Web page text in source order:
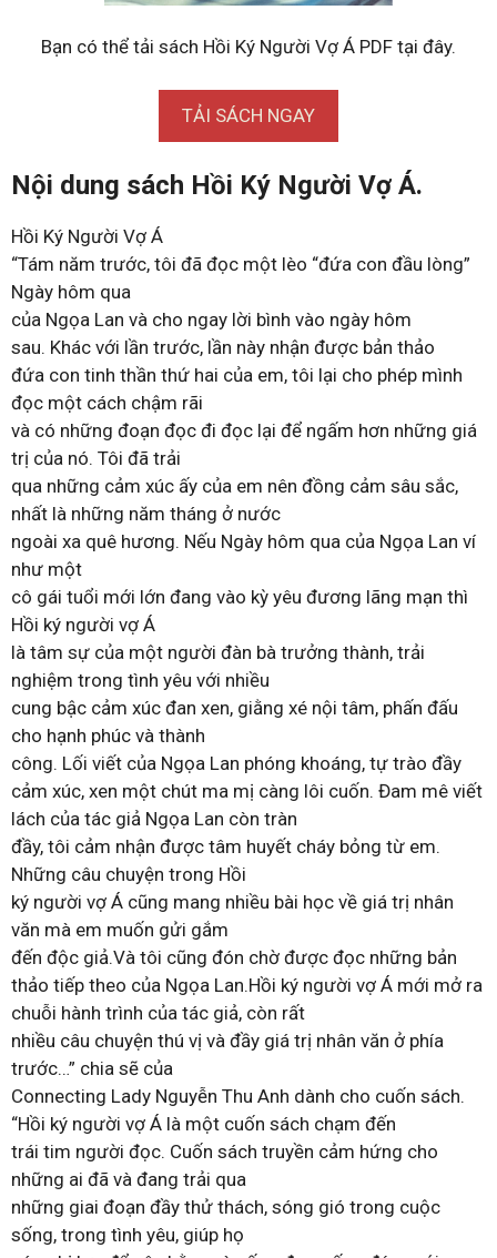
Bạn có thể tải sách Hồi Ký Người Vợ Á PDF tại đây.
TẢI SÁCH NGAY
Nội dung sách Hồi Ký Người Vợ Á.
Hồi Ký Người Vợ Á
“Tám năm trước, tôi đã đọc một lèo “đứa con đầu lòng”
Ngày hôm qua
của Ngọa Lan và cho ngay lời bình vào ngày hôm
sau. Khác với lần trước, lần này nhận được bản thảo
đứa con tinh thần thứ hai của em, tôi lại cho phép mình
đọc một cách chậm rãi
và có những đoạn đọc đi đọc lại để ngấm hơn những giá
trị của nó. Tôi đã trải
qua những cảm xúc ấy của em nên đồng cảm sâu sắc,
nhất là những năm tháng ở nước
ngoài xa quê hương. Nếu Ngày hôm qua của Ngọa Lan ví
như một
cô gái tuổi mới lớn đang vào kỳ yêu đương lãng mạn thì
Hồi ký người vợ Á
là tâm sự của một người đàn bà trưởng thành, trải
nghiệm trong tình yêu với nhiều
cung bậc cảm xúc đan xen, giằng xé nội tâm, phấn đấu
cho hạnh phúc và thành
công. Lối viết của Ngọa Lan phóng khoáng, tự trào đầy
cảm xúc, xen một chút ma mị càng lôi cuốn. Đam mê viết
lách của tác giả Ngọa Lan còn tràn
đầy, tôi cảm nhận được tâm huyết cháy bỏng từ em.
Những câu chuyện trong Hồi
ký người vợ Á cũng mang nhiều bài học về giá trị nhân
văn mà em muốn gửi gắm
đến độc giả.Và tôi cũng đón chờ được đọc những bản
thảo tiếp theo của Ngọa Lan.Hồi ký người vợ Á mới mở ra
chuỗi hành trình của tác giả, còn rất
nhiều câu chuyện thú vị và đầy giá trị nhân văn ở phía
trước…” chia sẽ của
Connecting Lady Nguyễn Thu Anh dành cho cuốn sách.
“Hồi ký người vợ Á là một cuốn sách chạm đến
trái tim người đọc. Cuốn sách truyền cảm hứng cho
những ai đã và đang trải qua
những giai đoạn đầy thử thách, sóng gió trong cuộc
sống, trong tình yêu, giúp họ